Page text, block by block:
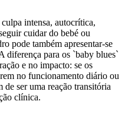
intensa, autocrítica,
cuidar do bebé ou
pode também apresentar-se
diferença para os `baby blues`
e no impacto: se os
no funcionamento diário ou
de ser uma reação transitória
clínica.